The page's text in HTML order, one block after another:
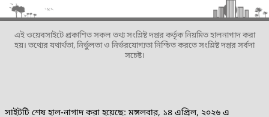
এই ওয়েবসাইটে প্রকাশিত সকল তথ্য সংশ্লিষ্ট দপ্তর কর্তৃক নিয়মিত হালনাগাদ করা
হয়। তথ্যের যথার্থতা, নির্ভুলতা ও নির্ভরযোগ্যতা নিশ্চিত করতে সংশ্লিষ্ট দপ্তর সর্বদা
সচেষ্ট।
সাইটটি শেষ হাল-নাগাদ করা হয়েছে: মঙ্গলবার, ১৪ এপ্রিল, ২০২৬ এ